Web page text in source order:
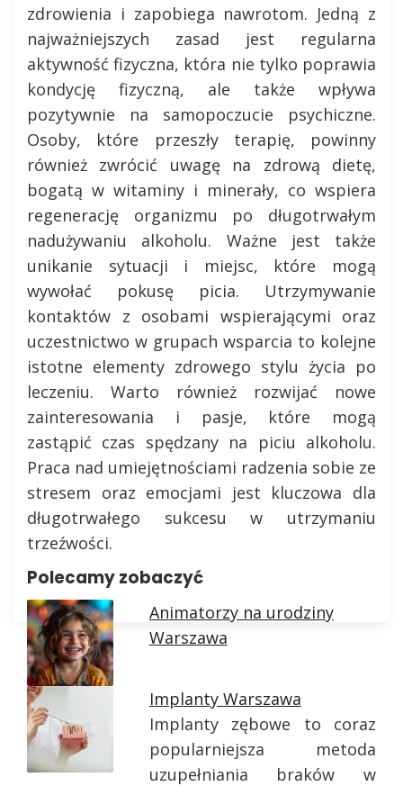
zdrowienia i zapobiega nawrotom. Jedną z
najważniejszych zasad jest regularna
aktywność fizyczna, która nie tylko poprawia
kondycję fizyczną, ale także wpływa
pozytywnie na samopoczucie psychiczne.
Osoby, które przeszły terapię, powinny
również zwrócić uwagę na zdrową dietę,
bogatą w witaminy i minerały, co wspiera
regenerację organizmu po długotrwałym
nadużywaniu alkoholu. Ważne jest także
unikanie sytuacji i miejsc, które mogą
wywołać pokusę picia. Utrzymywanie
kontaktów z osobami wspierającymi oraz
uczestnictwo w grupach wsparcia to kolejne
istotne elementy zdrowego stylu życia po
leczeniu. Warto również rozwijać nowe
zainteresowania i pasje, które mogą
zastąpić czas spędzany na piciu alkoholu.
Praca nad umiejętnościami radzenia sobie ze
stresem oraz emocjami jest kluczowa dla
długotrwałego sukcesu w utrzymaniu
trzeźwości.
Polecamy zobaczyć
Animatorzy na urodziny
Warszawa
Implanty Warszawa
Implanty zębowe to coraz
popularniejsza metoda
uzupełniania braków w